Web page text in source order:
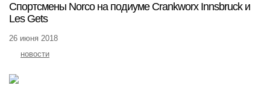
Спортсмены Norco на подиуме Crankworx Innsbruck и
Les Gets
26 июня 2018
новости